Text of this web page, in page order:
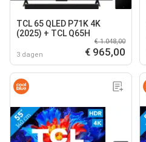
TCL 65 QLED P71K 4K
(2025) + TCL Q65H
3 dagen
€ 1.048,00
€ 965,00